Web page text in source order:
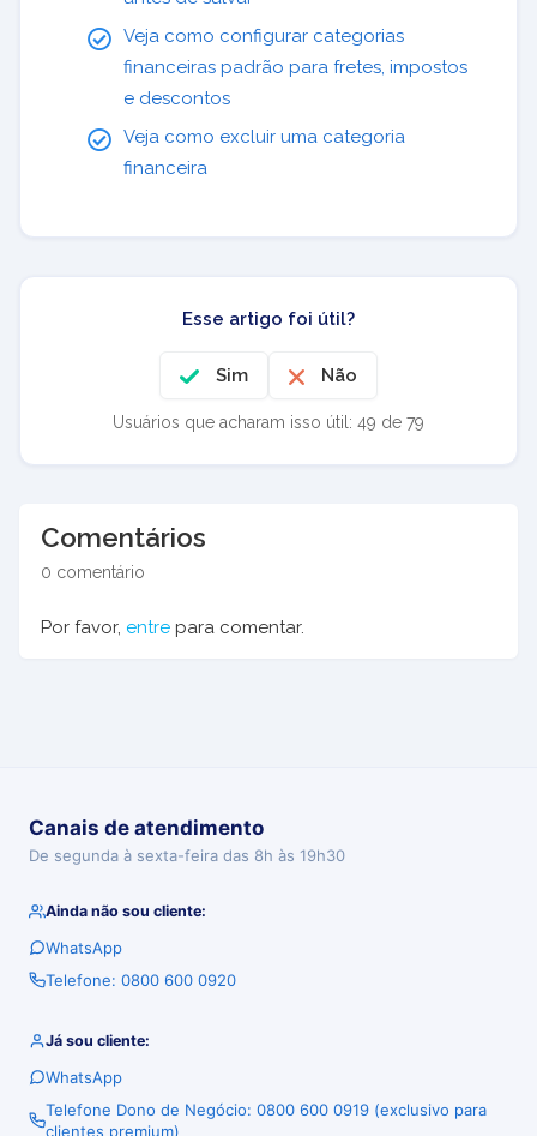
Veja como configurar categorias
financeiras padrão para fretes, impostos
e descontos
Veja como excluir uma categoria
financeira
Esse artigo foi útil?
Sim Não
Usuários que acharam isso útil: 49 de 79
Comentários
0 comentário
Por favor, entre para comentar.
Canais de atendimento
De segunda à sexta-feira das 8h às 19h30
Ainda não sou cliente:
WhatsApp
Telefone: 0800 600 0920
Já sou cliente:
WhatsApp
Telefone Dono de Negócio: 0800 600 0919 (exclusivo para
clientes premium)